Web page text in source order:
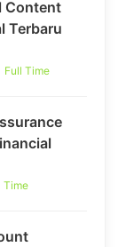
Content
Terbaru
Full Time
Time